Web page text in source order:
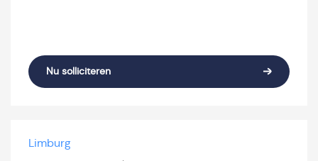
Nu solliciteren
Limburg